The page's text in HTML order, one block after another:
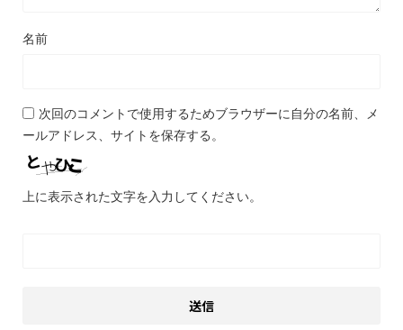
名前
次回のコメントで使用するためブラウザーに自分の名前、メ
ールアドレス、サイトを保存する。
上に表示された文字を入力してください。